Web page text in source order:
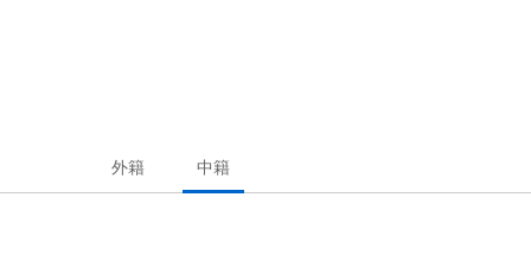
外籍 中籍